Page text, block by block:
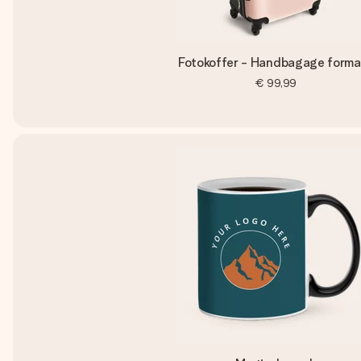
Fotokoffer - Handbagage
€ 99,99